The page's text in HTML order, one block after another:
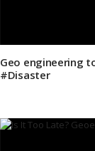
Geo engineering
#Disaster